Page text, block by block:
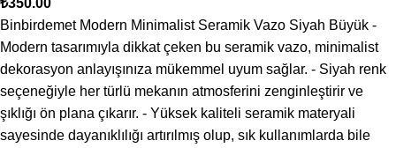
Binbirdemet Modern Minimalist Seramik Vazo Siyah Büyük -
Modern tasarımıyla dikkat çeken bu seramik vazo, minimalist
dekorasyon anlayışınıza mükemmel uyum sağlar. - Siyah renk
seçeneğiyle her türlü mekanın atmosferini zenginleştirir ve
şıklığı ön plana çıkarır. - Yüksek kaliteli seramik materyali
sayesinde dayanıklılığı artırılmış olup, sık kullanımlarda bile